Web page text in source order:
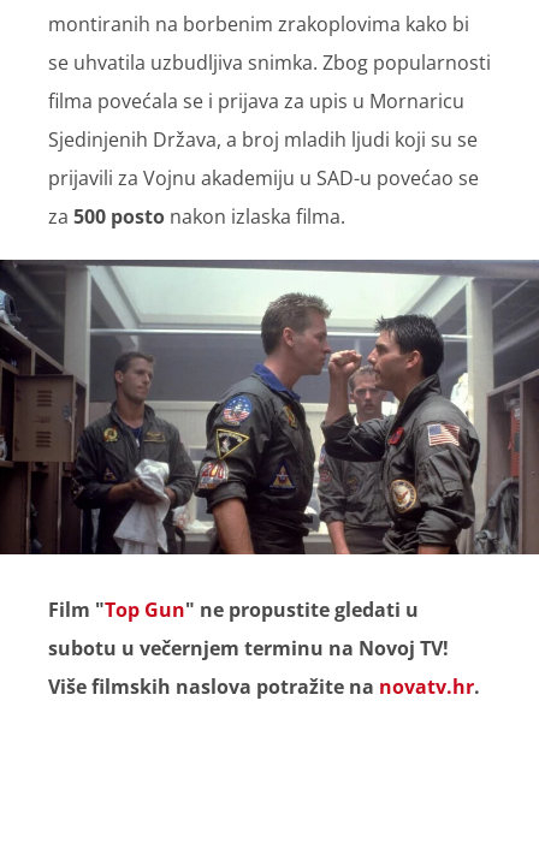
montiranih na borbenim zrakoplovima kako bi
se uhvatila uzbudljiva snimka. Zbog popularnosti
filma povećala se i prijava za upis u Mornaricu
Sjedinjenih Država, a broj mladih ljudi koji su se
prijavili za Vojnu akademiju u SAD-u povećao se
za 500 posto nakon izlaska filma.
Film "Top Gun" ne propustite gledati u
subotu u večernjem terminu na Novoj TV!
Više filmskih naslova potražite na novatv.hr.